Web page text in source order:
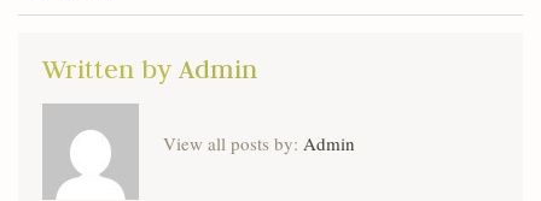
Written byAdmin
View all posts by: Admin